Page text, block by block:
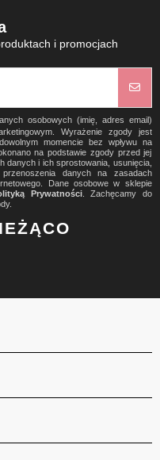
i promocjach
osobowych (imię, adres email)
Wyrażenie zgody jest
momencie bez wpływu na
na podstawie zgody przed jej
danych i ich sprostowania, usunięcia,
danych na zasadach
Dane osobowe w sklepie
Prywatności. Zachęcamy do